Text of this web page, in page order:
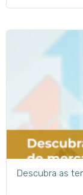
Descubra as